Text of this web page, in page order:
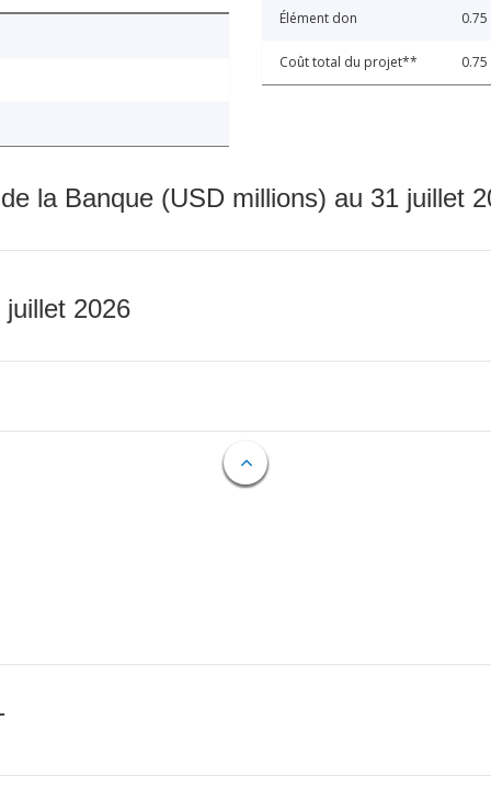
Élément don 0.75
Coût total du projet** 0.75
la Banque (USD millions) au 31 juillet
2026